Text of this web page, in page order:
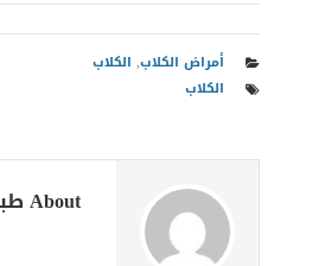
أمراض الكلاب, الكلاب
الكلاب
About طبيبة بيطرية